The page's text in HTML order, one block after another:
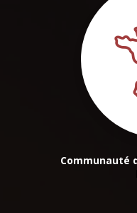
Communauté